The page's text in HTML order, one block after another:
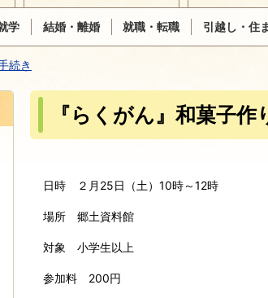
学 結婚・離婚 就職・転職 引越し・住
続き
『らくがん』和菓子作
日時 ２月25日（土）10時～12時
場所 郷土資料館
対象 小学生以上
参加料 200円